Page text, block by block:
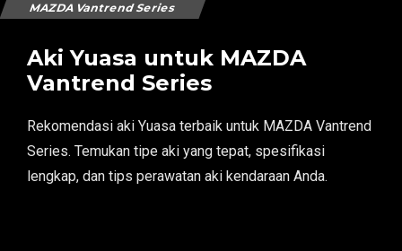
MAZDA Vantrend Series
Aki Yuasa untuk MAZDA
Vantrend Series
Rekomendasi aki Yuasa terbaik untuk MAZDA Vantrend
Series. Temukan tipe aki yang tepat, spesifikasi
lengkap, dan tips perawatan aki kendaraan Anda.